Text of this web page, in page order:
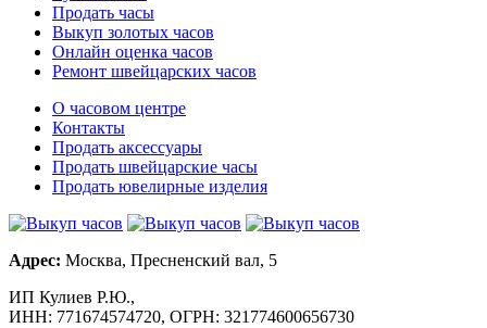
Продать часы
Выкуп золотых часов
Онлайн оценка часов
Ремонт швейцарских часов
О часовом центре
Контакты
Продать аксессуары
Продать швейцарские часы
Продать ювелирные изделия
Адрес: Москва, Пресненский вал, 5
ИП Кулиев Р.Ю.,
ИНН: 771674574720, ОГРН: 321774600656730